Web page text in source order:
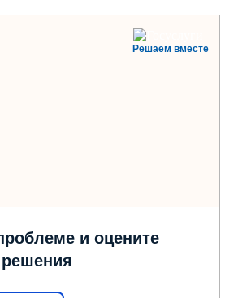
Решаем вместе
и оцените
решения